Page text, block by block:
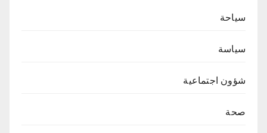
سياحة
سياسة
شؤون اجتماعية
صحة